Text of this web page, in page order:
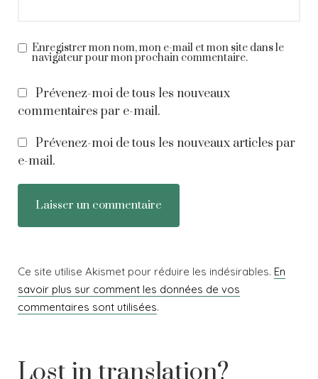
Enregistrer mon nom, mon e-mail et mon site dans le
navigateur pour mon prochain commentaire.
Prévenez-moi de tous les nouveaux
commentaires par e-mail.
Prévenez-moi de tous les nouveaux articles par
e-mail.
Ce site utilise Akismet pour réduire les indésirables. En
savoir plus sur comment les données de vos
commentaires sont utilisées.
Lost in translation?